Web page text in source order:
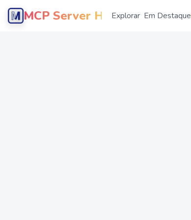
MCP Server HubExplorar Em Destaque